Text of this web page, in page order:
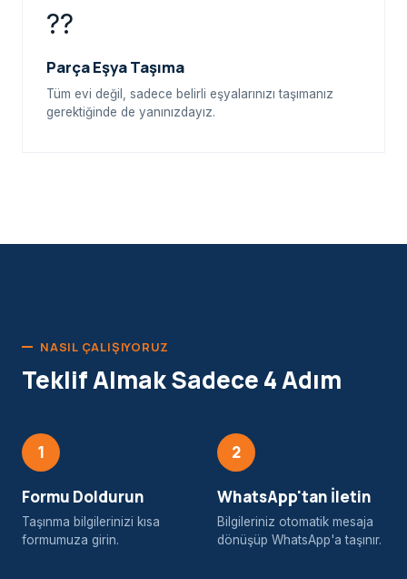
??
Parça Eşya Taşıma
Tüm evi değil, sadece belirli eşyalarınızı taşımanız
gerektiğinde de yanınızdayız.
NASIL ÇALIŞIYORUZ
Teklif Almak Sadece 4 Adım
1
Formu Doldurun
Taşınma bilgilerinizi kısa
formumuza girin.
2
WhatsApp'tan İletin
Bilgileriniz otomatik mesaja
dönüşüp WhatsApp'a taşınır.